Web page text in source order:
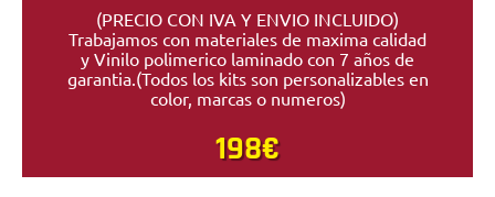
(PRECIO CON IVA Y ENVIO INCLUIDO)
Trabajamos con materiales de maxima calidad
y Vinilo polimerico laminado con 7 años de
garantia.(Todos los kits son personalizables en
color, marcas o numeros)
198€